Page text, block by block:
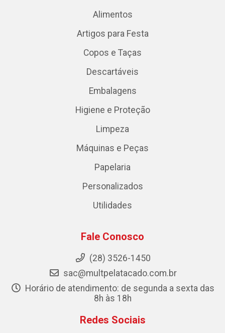
Alimentos
Artigos para Festa
Copos e Taças
Descartáveis
Embalagens
Higiene e Proteção
Limpeza
Máquinas e Peças
Papelaria
Personalizados
Utilidades
Fale Conosco
(28) 3526-1450
sac@multpelatacado.com.br
Horário de atendimento: de segunda a sexta das
8h às 18h
Redes Sociais